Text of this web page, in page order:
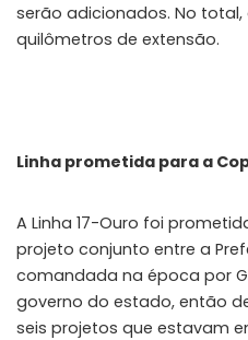
serão adicionados. No total,
quilômetros de extensão.
Linha prometida para a
A Linha 17-Ouro foi
projeto conjunto entre a
comandada na época por
governo do estado, então
seis projetos que estavam